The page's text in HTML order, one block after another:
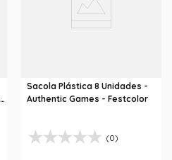
Sacola Plástica 8 Unidades -
Authentic Games - Festcolor
(0)